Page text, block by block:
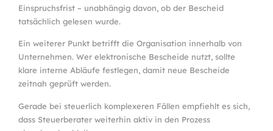
Einspruchsfrist – unabhängig davon, ob der Bescheid
tatsächlich gelesen wurde.
Ein weiterer Punkt betrifft die Organisation innerhalb von
Unternehmen. Wer elektronische Bescheide nutzt, sollte
klare interne Abläufe festlegen, damit neue Bescheide
zeitnah geprüft werden.
Gerade bei steuerlich komplexeren Fällen empfiehlt es sich,
dass Steuerberater weiterhin aktiv in den Prozess